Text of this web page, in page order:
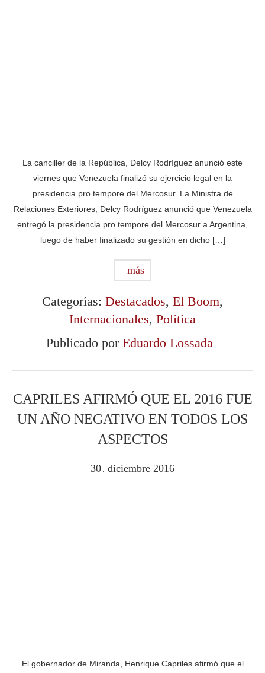
La canciller de la República, Delcy Rodríguez anunció este
viernes que Venezuela finalizó su ejercicio legal en la
presidencia pro tempore del Mercosur. La Ministra de
Relaciones Exteriores, Delcy Rodríguez anunció que Venezuela
entregó la presidencia pro tempore del Mercosur a Argentina,
luego de haber finalizado su gestión en dicho […]
más
Categorías: Destacados, El Boom,
Internacionales, Política
Publicado por Eduardo Lossada
CAPRILES AFIRMÓ QUE EL 2016 FUE
UN AÑO NEGATIVO EN TODOS LOS
ASPECTOS
30 . diciembre 2016
El gobernador de Miranda, Henrique Capriles afirmó que el